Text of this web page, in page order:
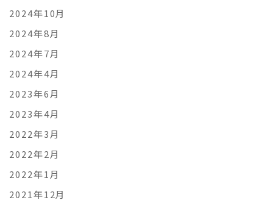
2024年10月
2024年8月
2024年7月
2024年4月
2023年6月
2023年4月
2022年3月
2022年2月
2022年1月
2021年12月